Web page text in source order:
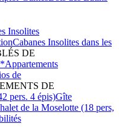
Insolites
Cabanes Insolites dans les
DE
Appartements
de
DE
pers. 4 épis)Gîte
de la Moselotte (18 pers,